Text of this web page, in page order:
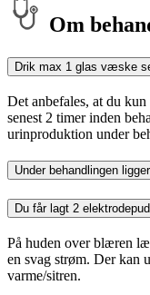
Om
Drik max 1 glas
Det anbefales, at du
senest 2 timer inden
urinproduktion under
Under behandlingen
Du får lagt 2
På huden over blæren
en svag strøm. Der kan
varme/sitren.